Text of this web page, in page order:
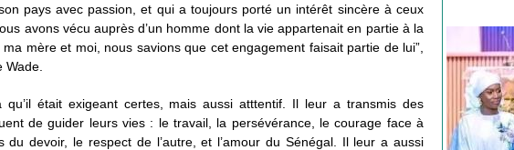
pays avec passion, et qui a toujours porté un intérêt sincère à ceux
avons vécu auprès d’un homme dont la vie appartenait en partie à la
mère et moi, nous savions que cet engagement faisait partie de lui”,
qu’il était exigeant certes, mais aussi atttentif. Il leur a transmis des
de guider leurs vies : le travail, la persévérance, le courage face à
du devoir, le respect de l’autre, et l’amour du Sénégal. Il leur a aussi